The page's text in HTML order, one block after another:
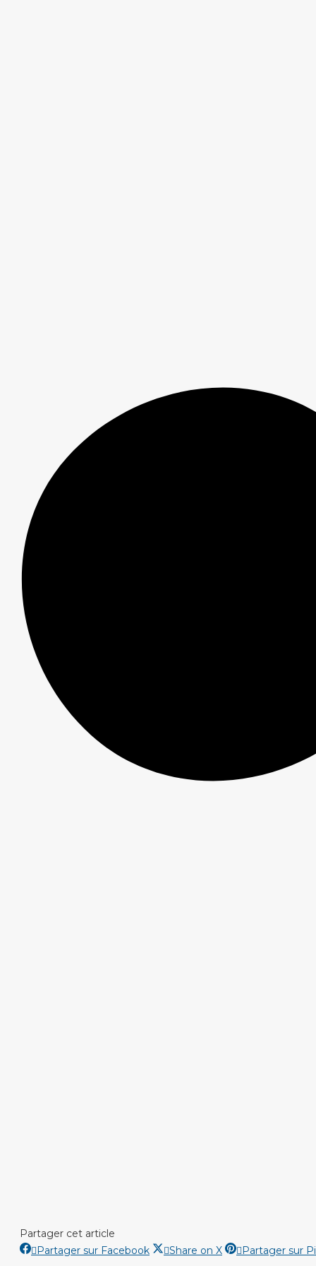
Partager cet article
Partager sur FacebookPartagerShare on XPartagerPartager sur